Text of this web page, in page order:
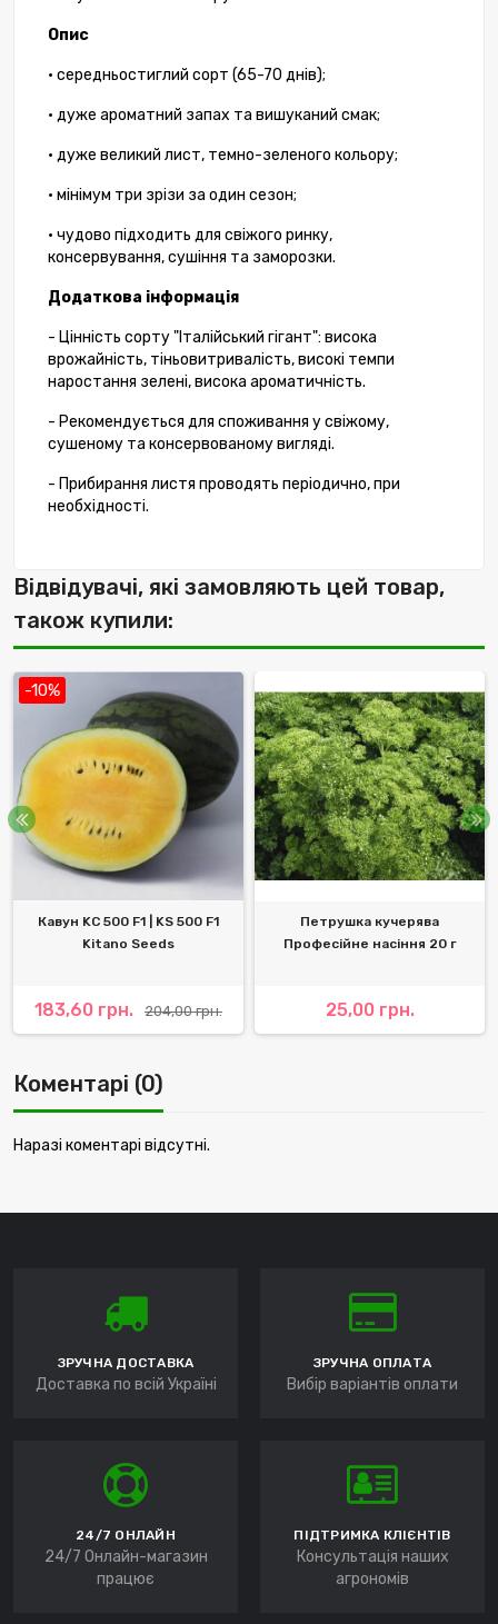
Опис
• середньостиглий сорт (65-70 днів);
• дуже ароматний запах та вишуканий смак;
• дуже великий лист, темно-зеленого кольору;
• мінімум три зрізи за один сезон;
• чудово підходить для свіжого ринку,
консервування, сушіння та заморозки.
Додаткова інформація
- Цінність сорту "Італійський гігант": висока
врожайність, тіньовитривалість, високі темпи
наростання зелені, висока ароматичність.
- Рекомендується для споживання у свіжому,
сушеному та консервованому вигляді.
- Прибирання листя проводять періодично, при
необхідності.
Відвідувачі, які замовляють цей товар,
також купили:
-10%
Кавун KС 500 F1 | KS 500 F1
Kitano Seeds
183,60 грн. 204,00 грн.
Петрушка кучерява
Професійне насіння 20 г
25,00 грн.
Коментарі (0)
Наразі коментарі відсутні.
ЗРУЧНА ДОСТАВКА
Доставка по всій Україні
ЗРУЧНА ОПЛАТА
Вибір варіантів оплати
24/7 ОНЛАЙН
24/7 Онлайн-магазин
працює
ПІДТРИМКА КЛІЄНТІВ
Консультація наших
агрономів